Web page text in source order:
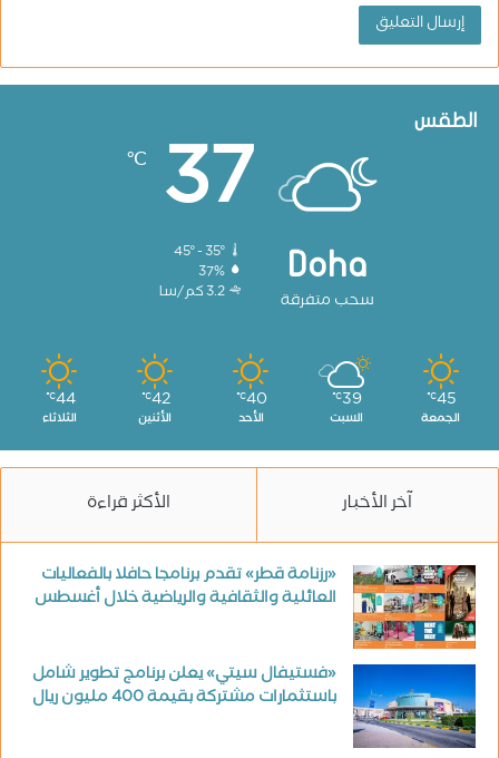
الطقس
Doha
سحب متفرقة
37
℃
45º - 35º
37%
3.2 كم/سا
45
℃
الجمعة
39
℃
السبت
40
℃
الأحد
42
℃
الأثنين
44
℃
الثلاثاء
آخر الأخبار الأكثر قراءة
«رزنامة قطر» تقدم برنامجا حافلا بالفعاليات
العائلية والثقافية والرياضية خلال أغسطس
«فستيفال سيتي» يعلن برنامج تطوير شامل
باستثمارات مشتركة بقيمة 400 مليون ريال